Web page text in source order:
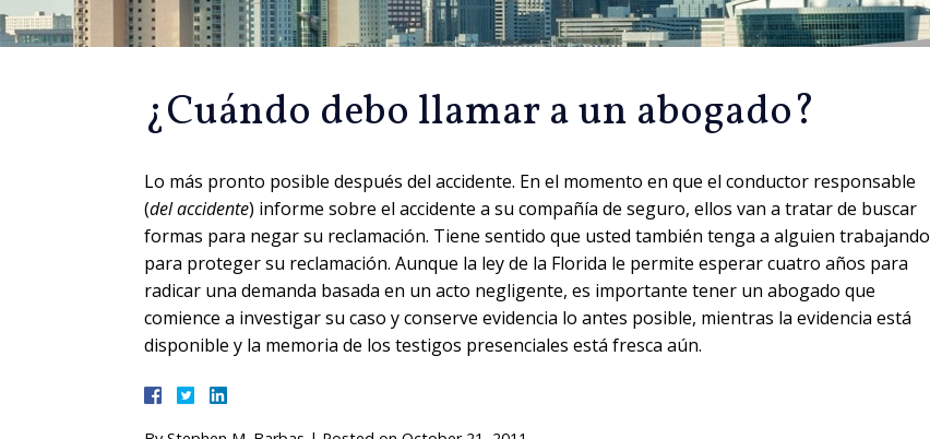
¿Cuándo debo llamar a un abogado?
Lo más pronto posible después del accidente. En el momento en que el conductor responsable
(del accidente) informe sobre el accidente a su compañía de seguro, ellos van a tratar de buscar
formas para negar su reclamación. Tiene sentido que usted también tenga a alguien trabajando
para proteger su reclamación. Aunque la ley de la Florida le permite esperar cuatro años para
radicar una demanda basada en un acto negligente, es importante tener un abogado que
comience a investigar su caso y conserve evidencia lo antes posible, mientras la evidencia está
disponible y la memoria de los testigos presenciales está fresca aún.